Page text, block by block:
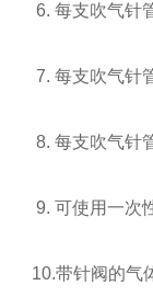
6. 每支吹气针
7. 每支吹气针
8. 每支吹气针
9. 可使用一次
10.带针阀的气